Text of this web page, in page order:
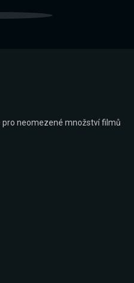
pro neomezené množství filmů